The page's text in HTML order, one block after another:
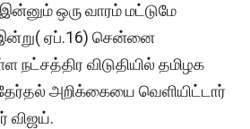
ஒரு வாரம் மட்டுமே
இன்று( ஏப்.16) சென்னை
நட்சத்திர விடுதியில் தமிழக
அறிக்கையை வெளியிட்டார்
விஜய்.